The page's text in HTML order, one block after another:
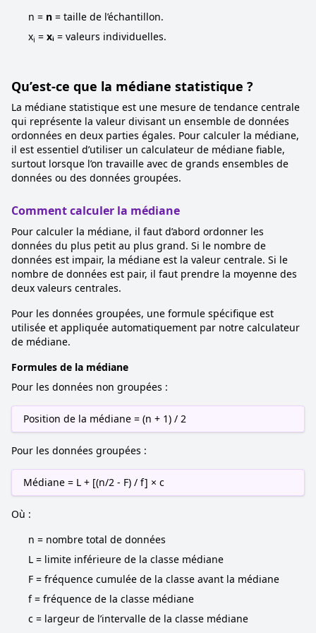
n = n = taille de l’échantillon.
xi = xᵢ = valeurs individuelles.
Qu’est-ce que la médiane statistique ?
La médiane statistique est une mesure de tendance centrale
qui représente la valeur divisant un ensemble de données
ordonnées en deux parties égales. Pour calculer la médiane,
il est essentiel d’utiliser un calculateur de médiane fiable,
surtout lorsque l’on travaille avec de grands ensembles de
données ou des données groupées.
Comment calculer la médiane
Pour calculer la médiane, il faut d’abord ordonner les
données du plus petit au plus grand. Si le nombre de
données est impair, la médiane est la valeur centrale. Si le
nombre de données est pair, il faut prendre la moyenne des
deux valeurs centrales.
Pour les données groupées, une formule spécifique est
utilisée et appliquée automatiquement par notre calculateur
de médiane.
Formules de la médiane
Pour les données non groupées :
Position de la médiane = (n + 1) / 2
Pour les données groupées :
Médiane = L + [(n/2 - F) / f] × c
Où :
n = nombre total de données
L = limite inférieure de la classe médiane
F = fréquence cumulée de la classe avant la médiane
f = fréquence de la classe médiane
c = largeur de l’intervalle de la classe médiane